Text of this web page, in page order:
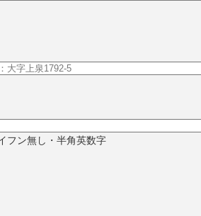
フン無し・半角英数字